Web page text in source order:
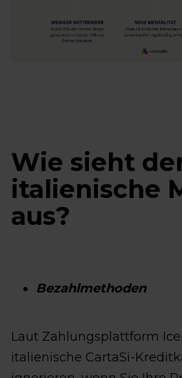
Wie sieht
italienische
aus?
Bezahlmethoden
Laut Zahlungsplattform
italienische CartaSi-